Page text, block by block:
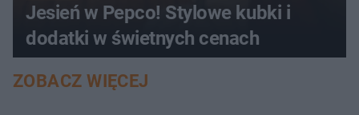
Jesień w Pepco! Stylowe kubki i
dodatki w świetnych cenach
ZOBACZ WIĘCEJ